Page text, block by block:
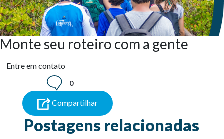
Monte seu roteiro com a gente
Entre em contato
0
Compartilhar
Postagens relacionadas